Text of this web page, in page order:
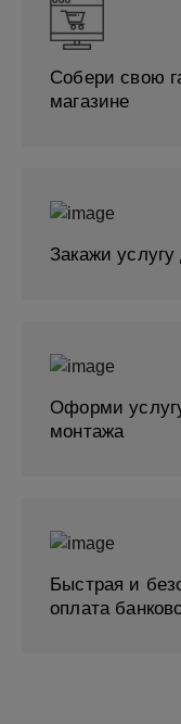
Собери свою
магазине
Закажи
Оформи
монтажа
Быстрая и
оплата